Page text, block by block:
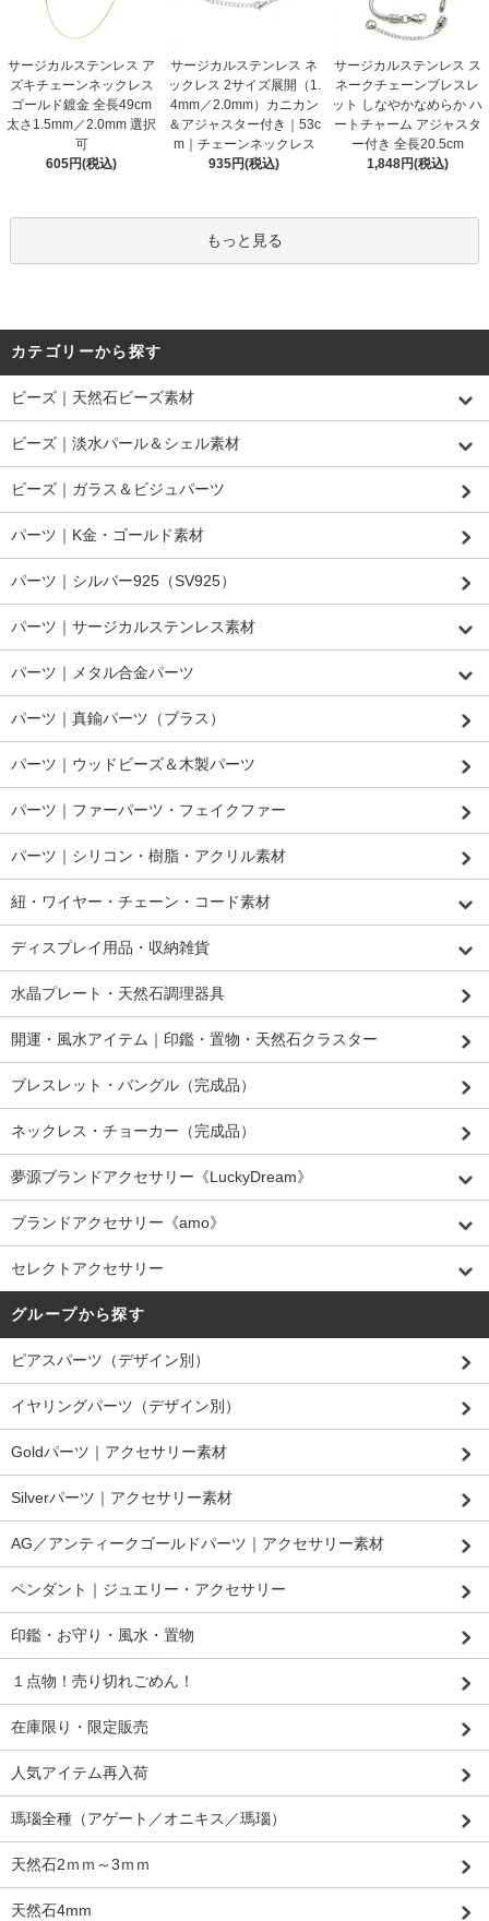
サージカルステンレス ア
ズキチェーンネックレス
ゴールド鍍金 全長49cm
太さ1.5mm／2.0mm 選択
可
605円(税込)
サージカルステンレス ネ
ックレス 2サイズ展開（1.
4mm／2.0mm）カニカン
＆アジャスター付き｜53c
m｜チェーンネックレス
935円(税込)
サージカルステンレス ス
ネークチェーンブレスレ
ット しなやかなめらか ハ
ートチャーム アジャスタ
ー付き 全長20.5cm
1,848円(税込)
もっと見る
カテゴリーから探す
ビーズ｜天然石ビーズ素材
ビーズ｜淡水パール＆シェル素材
ビーズ｜ガラス＆ビジュパーツ
パーツ｜K金・ゴールド素材
パーツ｜シルバー925（SV925）
パーツ｜サージカルステンレス素材
パーツ｜メタル合金パーツ
パーツ｜真鍮パーツ（ブラス）
パーツ｜ウッドビーズ＆木製パーツ
パーツ｜ファーパーツ・フェイクファー
パーツ｜シリコン・樹脂・アクリル素材
紐・ワイヤー・チェーン・コード素材
ディスプレイ用品・収納雑貨
水晶プレート・天然石調理器具
開運・風水アイテム｜印鑑・置物・天然石クラスター
ブレスレット・バングル（完成品）
ネックレス・チョーカー（完成品）
夢源ブランドアクセサリー《LuckyDream》
ブランドアクセサリー《amo》
セレクトアクセサリー
グループから探す
ピアスパーツ（デザイン別）
イヤリングパーツ（デザイン別）
Goldパーツ｜アクセサリー素材
Silverパーツ｜アクセサリー素材
AG／アンティークゴールドパーツ｜アクセサリー素材
ペンダント｜ジュエリー・アクセサリー
印鑑・お守り・風水・置物
１点物！売り切れごめん！
在庫限り・限定販売
人気アイテム再入荷
瑪瑙全種（アゲート／オニキス／瑪瑙）
天然石2ｍｍ～3ｍｍ
天然石4mm